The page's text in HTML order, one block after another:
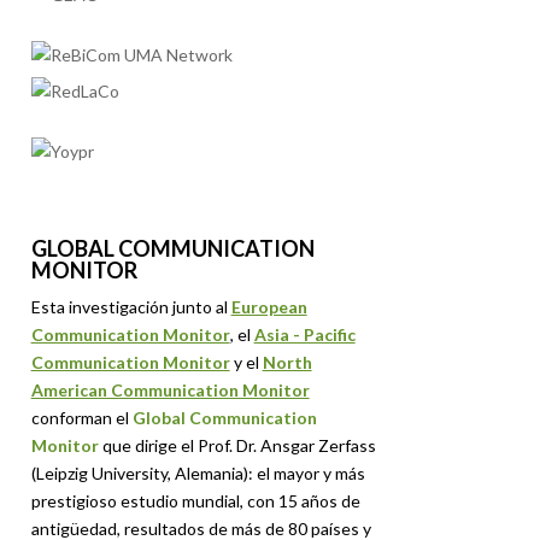
GLOBAL COMMUNICATION
MONITOR
Esta investigación junto al European
Communication Monitor, el Asia - Pacific
Communication Monitory el North
American Communication Monitor
conforman el Global Communication
Monitorque dirige el Prof. Dr. Ansgar Zerfass
(Leipzig University, Alemania): el mayor y más
prestigioso estudio mundial, con 15 años de
antigüedad, resultados de más de 80 países y